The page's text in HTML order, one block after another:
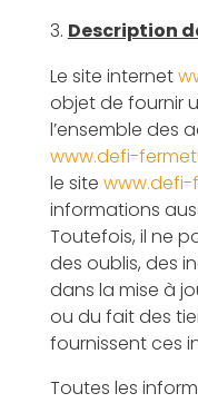
Description
Le site internet
objet de fournir
l’ensemble des
www.defi-
le site www.defi-
informations
Toutefois, il ne
des oublis, des
dans la mise à
ou du fait des
fournissent ces
Toutes les